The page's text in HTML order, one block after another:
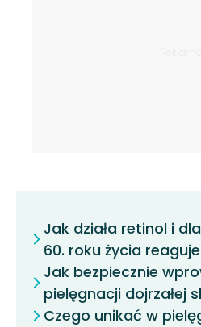
Jak działa retinol i
60. roku życia
Jak bezpiecznie
pielęgnacji dojrzałej
Czego unikać w